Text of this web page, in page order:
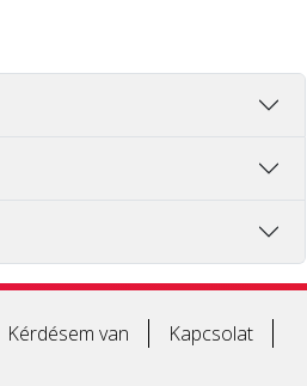
Kérdésem van
Kapcsolat